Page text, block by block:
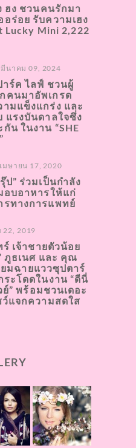
ฮง ชวนคนรักมา
อร่อย รับความเฮง
Lucky Mini 2,222
มีนาคม 09, 2024
าร์ค ไลฟ์ ชวนผู้
คนมาอัพเกรด
ามแข็งแกร่ง และ
แรงบันดาลใจซึ่ง
น ในงาน “SHE
เมษายน 17, 2020
ป” ร่วมเป็นกำลัง
อบอาหารให้แก่
รทางการแพทย์
2019
เจ้าชายตัวน้อย
ภูธเนศ และ คุณ
ยมฉายแววซุปตาร์
ะโดดในงาน “ดีนี่
” พร้อมชวนเดอะ
แจกความสดใส